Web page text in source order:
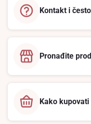
Kontakt i
Pronađite
Kako